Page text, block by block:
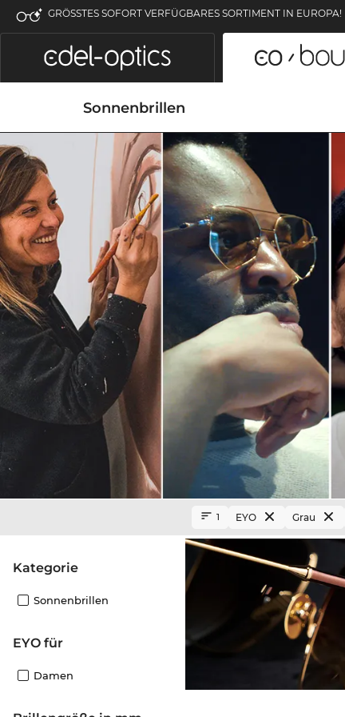
GRÖSSTES SOFORT VERFÜGBARES SORTIMENT IN EUROPA!
Sonnenbrillen
Kategorie
Sonnenbrillen
EYO für
Damen
1 EYO Grau